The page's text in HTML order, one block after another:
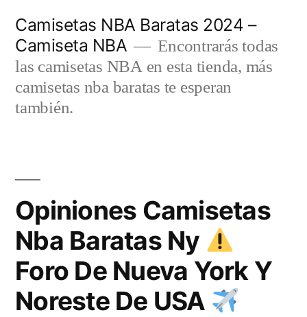
contenido
Camisetas NBA Baratas 2024 –
Camiseta NBA
Encontrarás todas
las camisetas NBA en esta tienda, más
camisetas nba baratas te esperan
también.
Opiniones Camisetas
Nba Baratas Ny
Foro De Nueva York Y
Noreste De USA